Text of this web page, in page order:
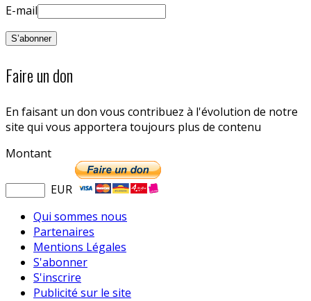
E-mail
Faire un don
En faisant un don vous contribuez à l'évolution de notre
site qui vous apportera toujours plus de contenu
Montant
EUR
Qui sommes nous
Partenaires
Mentions Légales
S'abonner
S'inscrire
Publicité sur le site